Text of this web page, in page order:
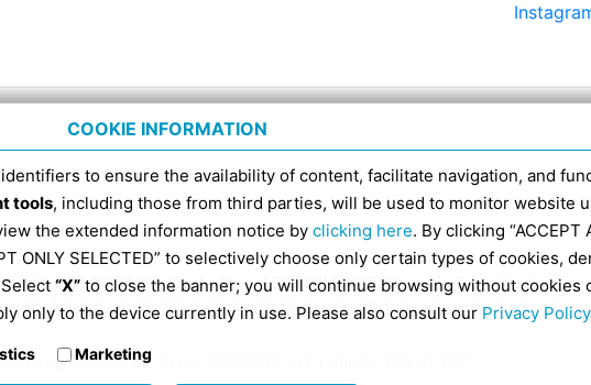
tél. 051 6317111, Code Fiscal 91398840370 -
SDI POUR FACTURES ÉLECTRONIQUES ES EXCLUSIVEMENT :
application de la loi 124/2017 art 1 alinéa 125 et 127
COOKIE INFORMATION
to ensure the availability of content, facilitate navigation, and
tools, including those from third parties, will be used to monitor website
the extended information notice by clicking here. By clicking “ACCEPT
ONLY SELECTED” to selectively choose only certain types of cookies,
“X” to close the banner; you will continue browsing without cookies
only to the device currently in use. Please also consult our Privacy Policy
Marketing